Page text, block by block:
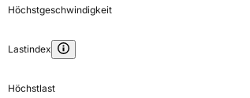
Höchstgeschwindigkeit
Lastindex
Höchstlast